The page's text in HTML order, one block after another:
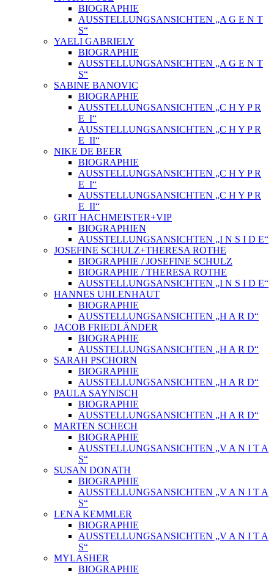
BIOGRAPHIE
AUSSTELLUNGSANSICHTEN „A G E N T
S“
YAELI GABRIELY
BIOGRAPHIE
AUSSTELLUNGSANSICHTEN „A G E N T
S“
SABINE BANOVIC
BIOGRAPHIE
AUSSTELLUNGSANSICHTEN „C H Y P R
E_I“
AUSSTELLUNGSANSICHTEN „C H Y P R
E_II“
NIKE DE BEER
BIOGRAPHIE
AUSSTELLUNGSANSICHTEN „C H Y P R
E_I“
AUSSTELLUNGSANSICHTEN „C H Y P R
E_II“
GRIT HACHMEISTER+VIP
BIOGRAPHIEN
AUSSTELLUNGSANSICHTEN „I N S I D E“
JOSEFINE SCHULZ+THERESA ROTHE
BIOGRAPHIE / JOSEFINE SCHULZ
BIOGRAPHIE / THERESA ROTHE
AUSSTELLUNGSANSICHTEN „I N S I D E“
HANNES UHLENHAUT
BIOGRAPHIE
AUSSTELLUNGSANSICHTEN „H A R D“
JACOB FRIEDLÄNDER
BIOGRAPHIE
AUSSTELLUNGSANSICHTEN „H A R D“
SARAH PSCHORN
BIOGRAPHIE
AUSSTELLUNGSANSICHTEN „H A R D“
PAULA SAYNISCH
BIOGRAPHIE
AUSSTELLUNGSANSICHTEN „H A R D“
MARTEN SCHECH
BIOGRAPHIE
AUSSTELLUNGSANSICHTEN „V A N I T A
S“
SUSAN DONATH
BIOGRAPHIE
AUSSTELLUNGSANSICHTEN „V A N I T A
S“
LENA KEMMLER
BIOGRAPHIE
AUSSTELLUNGSANSICHTEN „V A N I T A
S“
MYLASHER
BIOGRAPHIE